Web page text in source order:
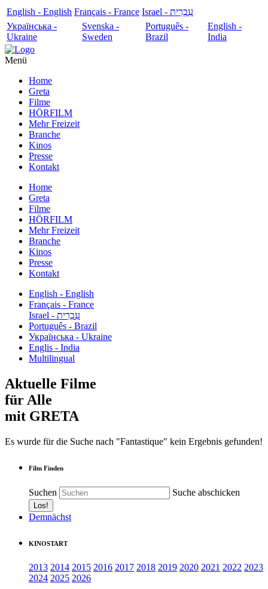
English - English Français - France
עִבְרִית - Israel
Українська -
Ukraine
Svenska -
Sweden
Português -
Brazil
English -
India
Menü
Home
Greta
Filme
HÖRFILM
Mehr Freizeit
Branche
Kinos
Presse
Kontakt
Home
Greta
Filme
HÖRFILM
Mehr Freizeit
Branche
Kinos
Presse
Kontakt
English - English
Français - France
עִבְרִית - Israel
Português - Brazil
Українська - Ukraine
Englis - India
Multilingual
Aktuelle Filme
für Alle
mit GRETA
Es wurde für die Suche nach "Fantastique" kein Ergebnis gefunden!
Film Finden
Suchen Suche abschicken
Demnächst
KINOSTART
2013 2014 2015 2016 2017 2018 2019 2020 2021 2022 2023
2024 2025 2026